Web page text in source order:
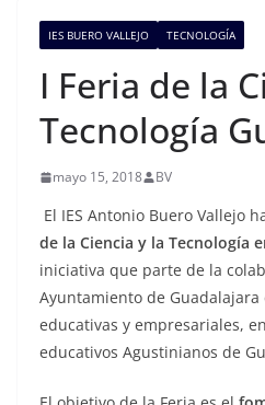
IES BUERO VALLEJO TECNOLOGÍA
I Feria de la
Tecnología
mayo 15, 2018 BV
El IES Antonio Buero Vallejo
de la Ciencia y la Tecnología
iniciativa que parte de la
Ayuntamiento de
educativas y empresariales,
educativos Agustinianos de